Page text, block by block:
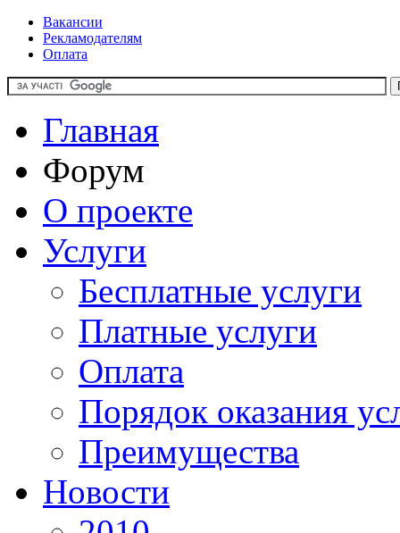
Вакансии
Рекламодателям
Оплата
Главная
Форум
О проекте
Услуги
Бесплатные услуги
Платные услуги
Оплата
Порядок оказания
Преимущества
Новости